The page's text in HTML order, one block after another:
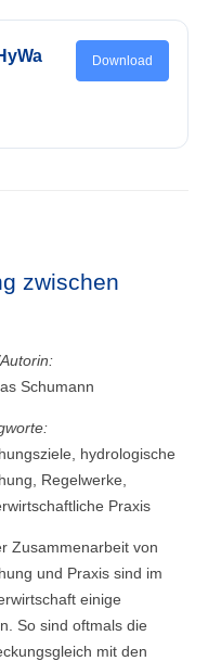
Download
zwischen
Schumann
hydrologische
Regelwerke,
Praxis
Zusammenarbeit von
und Praxis sind im
einige
So sind oftmals die
mit den